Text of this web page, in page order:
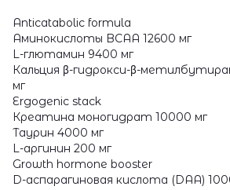
Anticatabolic formula
Аминокислоты BCAA 12600 мг
L-глютамин 9400 мг
Кальция β-гидрокси-β-
мг
Ergogenic stack
Креатина моногидрат 10000 мг
Таурин 4000 мг
L-аргинин 200 мг
Growth hormone booster
D-аспарагиновая кислота (DAA)